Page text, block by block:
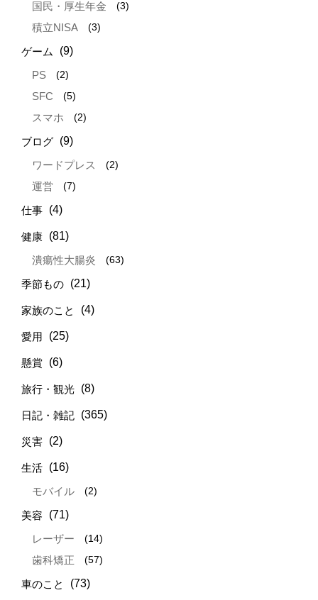
国民・厚生年金 (3)
積立NISA (3)
ゲーム (9)
PS (2)
SFC (5)
スマホ (2)
ブログ (9)
ワードプレス (2)
運営 (7)
仕事 (4)
健康 (81)
潰瘍性大腸炎 (63)
季節もの (21)
家族のこと (4)
愛用 (25)
懸賞 (6)
旅行・観光 (8)
日記・雑記 (365)
災害 (2)
生活 (16)
モバイル (2)
美容 (71)
レーザー (14)
歯科矯正 (57)
車のこと (73)